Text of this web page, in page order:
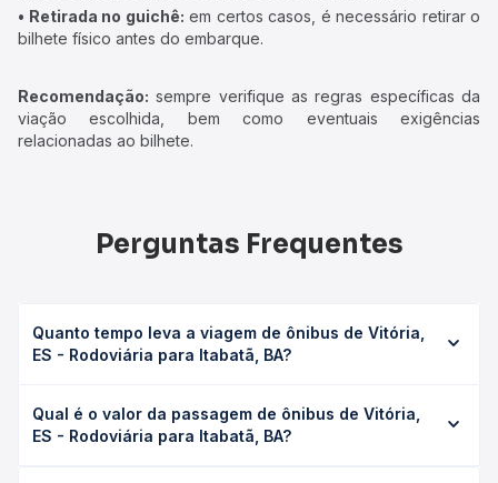
• Retirada no guichê: em certos casos, é necessário retirar o
bilhete físico antes do embarque.
Recomendação: sempre verifique as regras específicas da
viação escolhida, bem como eventuais exigências
relacionadas ao bilhete.
Perguntas Frequentes
Quanto tempo leva a viagem de ônibus de Vitória,
ES - Rodoviária para Itabatã, BA?
Itabatã, BA leva em média 6h 26min, podendo variar
conforme a viação, o tipo de serviço (convencional,
Qual é o valor da passagem de ônibus de Vitória,
ES - Rodoviária para Itabatã, BA?